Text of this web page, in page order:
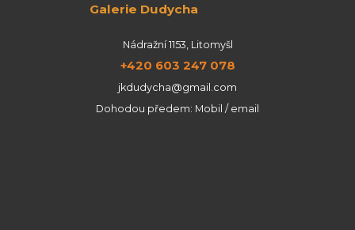
Galerie Dudycha
Nádražní 1153, Litomyšl
+420 603 247 078
jkdudycha@gmail.com
Dohodou předem: Mobil / email